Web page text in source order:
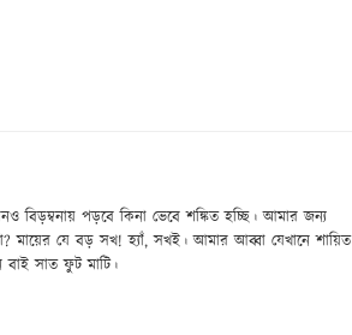
পড়বে কিনা ভেবে শঙ্কিত হচ্ছি। আমার জন্য
মায়ের যে বড় সখ! হ্যাঁ, সখই। আমার আব্বা যেখানে শায়িত
বাই সাত ফুট মাটি।